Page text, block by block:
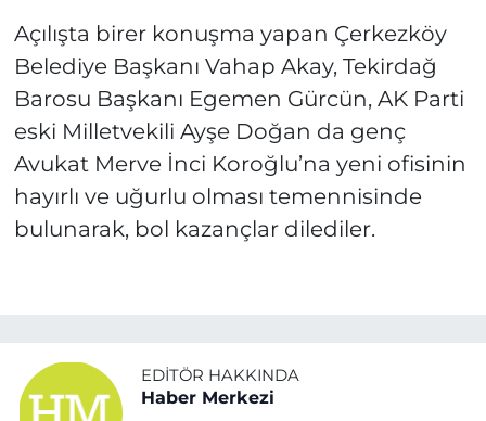
Açılışta birer konuşma yapan Çerkezköy
Belediye Başkanı Vahap Akay, Tekirdağ
Barosu Başkanı Egemen Gürcün, AK Parti
eski Milletvekili Ayşe Doğan da genç
Avukat Merve İnci Koroğlu’na yeni ofisinin
hayırlı ve uğurlu olması temennisinde
bulunarak, bol kazançlar dilediler.
EDITÖR HAKKINDA
Haber Merkezi